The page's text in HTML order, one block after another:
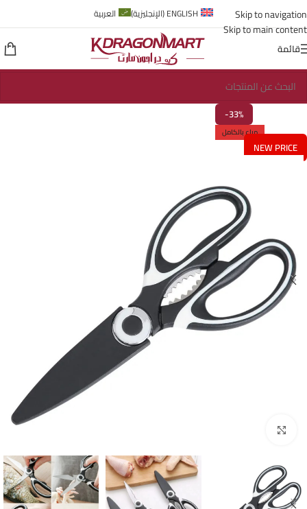
Skip to navigation
Skip to main content
ENGLISH
(الإنجليزية) العربية
قائمة
-33%
مباع بالكامل
NEW PRICE